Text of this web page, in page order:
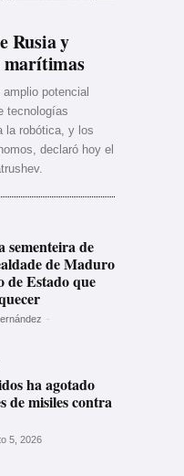
Rusia y
marítimas
potencial
tecnologías
la robótica, y los
declaró hoy el
sementeira de
de Maduro
de Estado que
-
ha agotado
de misiles contra
5, 2026